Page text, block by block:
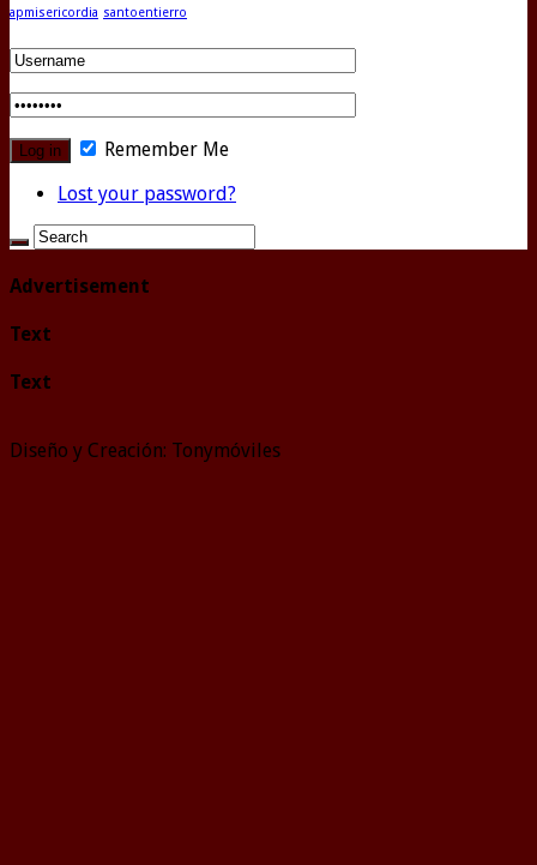
apmisericordia santoentierro
Remember Me
Lost your password?
Advertisement
Text
Text
Diseño y Creación: Tonymóviles